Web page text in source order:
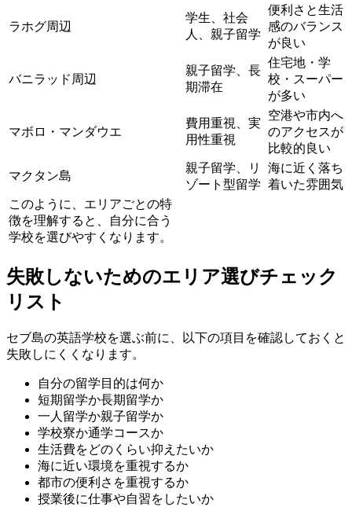
ラホグ周辺
学生、社会
人、親子留学
便利さと生活
感のバランス
が良い
バニラッド周辺
親子留学、長
期滞在
住宅地・学
校・スーパー
が多い
マボロ・マンダウエ
費用重視、実
用性重視
空港や市内へ
のアクセスが
比較的良い
マクタン島
親子留学、リ
ゾート型留学
海に近く落ち
着いた雰囲気
このように、エリアごとの特
徴を理解すると、自分に合う
学校を選びやすくなります。
失敗しないためのエリア選びチェック
リスト
セブ島の英語学校を選ぶ前に、以下の項目を確認しておくと
失敗しにくくなります。
自分の留学目的は何か
短期留学か長期留学か
一人留学か親子留学か
学校寮か通学コースか
生活費をどのくらい抑えたいか
海に近い環境を重視するか
都市の便利さを重視するか
授業後に仕事や自習をしたいか